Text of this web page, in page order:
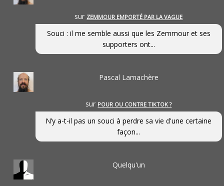
sur ZEMMOUR EMPORTÉ PAR LA VAGUE
Souci : il me semble aussi que les Zemmour et ses
supporters ont...
Pascal Lamachère
sur POUR OU CONTRE TIKTOK ?
N’y a-t-il pas un souci à perdre sa vie d'une certaine
façon...
Quelqu'un